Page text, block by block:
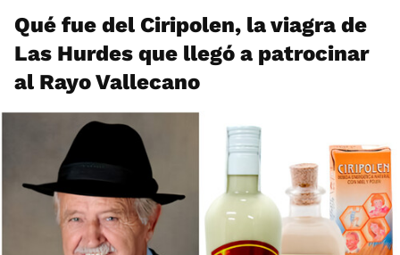
Qué fue del Ciripolen, la viagra de
Las Hurdes que llegó a patrocinar
al Rayo Vallecano